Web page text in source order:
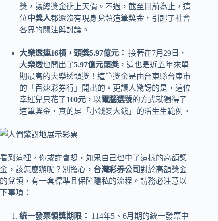
獎，讓總獎金衝上天價。不過，截至目前為止，這
位中獎人都還沒有現身兌領這筆獎金，引起了社會
各界的關注與討論。
大樂透連16槓，頭獎5.97億元： 接著在7月29日，
大樂透也開出了5.97億元頭獎 ，這也是近五年來單
期最高的大樂透頭獎！這筆獎金是由台東縣台東市
的「百速彩券行」開出的。更讓人驚訝的是，這位
幸運兒只花了100元 ，以電腦選號的方式就獨得了
這筆獎金，真的是「小錢變大錢」的活生生範例。
看到這裡，你或許會想，如果自己也中了這樣的高額獎
金，該怎麼辦呢？別擔心， 台灣彩券公司對於高額獎金
的兌領，有一套標準且保障隱私的流程。請務必注意以
下事項：
統一發票領獎期限：
114年5、6月期的統一發票中